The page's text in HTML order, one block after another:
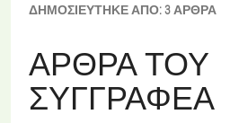
ΔΗΜΟΣΙΕΎΤΗΚΕ ΑΠΌ:3 ΆΡΘΡΑ
ΆΡΘΡΑ ΤΟΥ
ΣΥΓΓΡΑΦΈΑ